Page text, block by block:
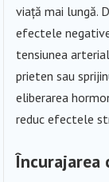
viață mai lungă.
efectele
tensiunea
prieten sau
eliberarea
reduc efectele
Încurajarea